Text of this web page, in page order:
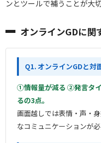
ンとツールで補うことが大切
オンラインGDに
Q1. オンラインGDと対
①情報量が減る ②発言タ
るの3点。
画面越しでは表情・声・
なコミュニケーションが必